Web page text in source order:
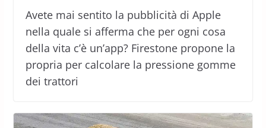
Avete mai sentito la pubblicità di Apple
nella quale si afferma che per ogni cosa
della vita c’è un’app? Firestone propone la
propria per calcolare la pressione gomme
dei trattori